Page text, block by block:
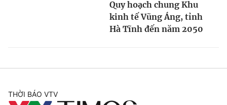
Quy hoạch chung Khu
kinh tế Vũng Áng, tỉnh
Hà Tĩnh đến năm 2050
THỜI BÁO VTV